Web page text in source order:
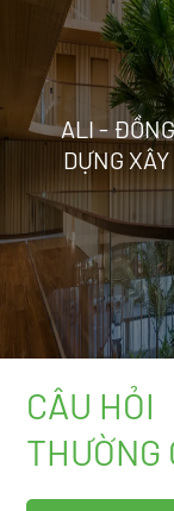
ALI -
DỰNG
CÂU HỎI
THƯỜNG